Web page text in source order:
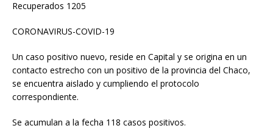
Recuperados 1205
CORONAVIRUS-COVID-19
Un caso positivo nuevo, reside en Capital y se origina en un
contacto estrecho con un positivo de la provincia del Chaco,
se encuentra aislado y cumpliendo el protocolo
correspondiente.
Se acumulan a la fecha 118 casos positivos.